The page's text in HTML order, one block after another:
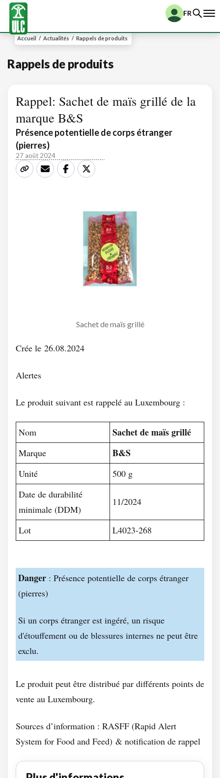
FR
Accueil / Actualités / Rappels de produits
Rappels de produits
Rappel: Sachet de maïs grillé de la
marque B&S
Présence potentielle de corps étranger
(pierres)
27 août 2024
Sachet de maïs grillé
Crée le 26.08.2024
Alertes
Le produit suivant est rappelé au Luxembourg :
Nom Sachet de maïs grillé
Marque B&S
Unité
500 g
Date de durabilité
minimale (DDM)
11/2024
Lot L4023-268
Danger : Présence potentielle de corps étranger
(pierres)
Si un corps étranger est ingéré, un risque
d'étouffement ou de blessures internes ne peut être
exclu.
Le produit peut être distribué par différents points de
vente au Luxembourg.
Sources d’information : RASFF (Rapid Alert
System for Food and Feed) & notification de rappel